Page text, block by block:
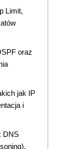
Limit,
oraz
jak IP
i
DNS